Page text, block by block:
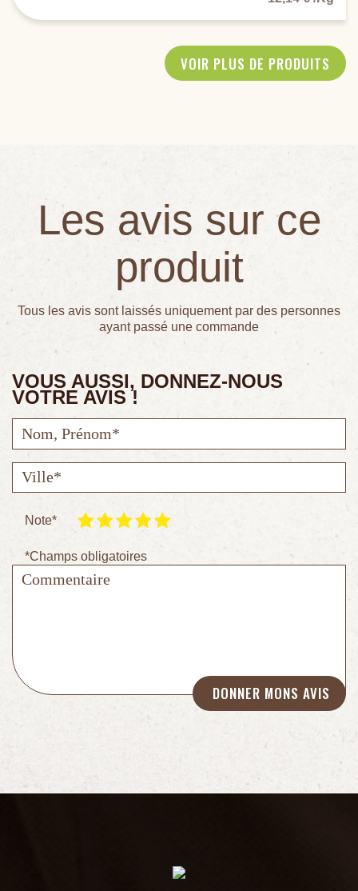
VOIR PLUS DE PRODUITS
Les avis sur ce
produit
Tous les avis sont laissés uniquement par des personnes
ayant passé une commande
VOUS AUSSI, DONNEZ-NOUS
VOTRE AVIS !
Note*
*Champs obligatoires